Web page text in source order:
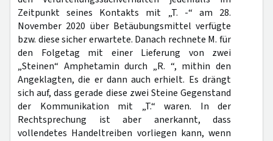
Zeitpunkt seines Kontakts mit „T. -“ am 28.
November 2020 über Betäubungsmittel verfügte
bzw. diese sicher erwartete. Danach rechnete M. für
den Folgetag mit einer Lieferung von zwei
„Steinen“ Amphetamin durch „R. “, mithin den
Angeklagten, die er dann auch erhielt. Es drängt
sich auf, dass gerade diese zwei Steine Gegenstand
der Kommunikation mit „T.“ waren. In der
Rechtsprechung ist aber anerkannt, dass
vollendetes Handeltreiben vorliegen kann, wenn